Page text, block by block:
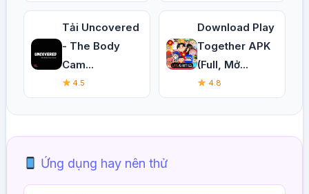
Tải Uncovered
- The Body
Cam...
4.5
Download Play
Together APK
(Full, Mở...
4.8
Ứng dụng hay nên thử